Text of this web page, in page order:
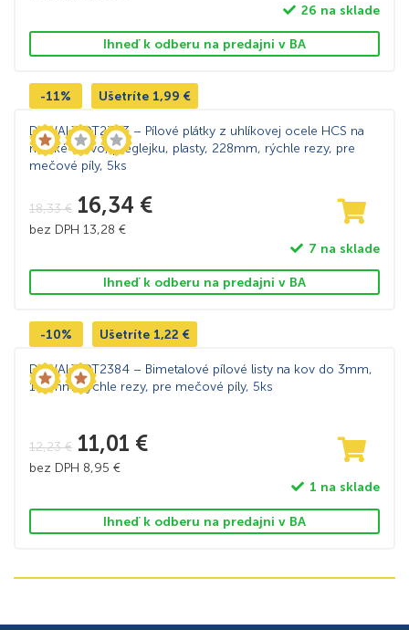
26 na sklade
Ihneď k odberu na predajni v BA
-11% Ušetríte 1,99 €
DeWALT DT2363 – Pílové plátky z uhlíkovej ocele HCS na
mäkké drevo, preglejku, plasty, 228mm, rýchle rezy, pre
mečové píly, 5ks
18,33€ 16,34 €
bez DPH 13,28 €
7 na sklade
Ihneď k odberu na predajni v BA
-10% Ušetríte 1,22 €
DeWALT DT2384 – Bimetalové pílové listy na kov do 3mm,
152mm, rýchle rezy, pre mečové píly, 5ks
12,23€ 11,01 €
bez DPH 8,95 €
1 na sklade
Ihneď k odberu na predajni v BA